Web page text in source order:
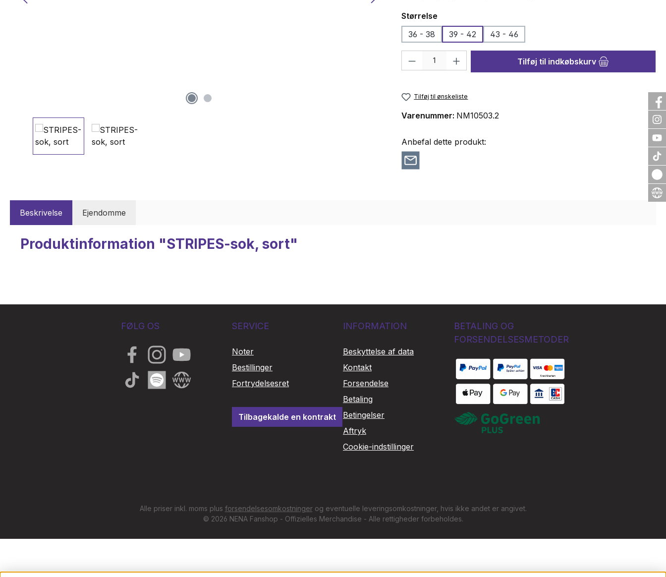
Vælg
Størrelse
36 - 38
39 - 42 43 - 46
Produktmængde: Indtast det ønskede beløb, eller brug knapperne til at øge
Tilføj til indkøbskurv
Tilføj til ønskeliste
Varenummer: NM10503.2
Anbefal dette produkt:
Beskrivelse Ejendomme
Produktinformation "STRIPES-sok, sort"
FØLG OS
FacebookInstagramYouTube
TikTok Spotify Website
SERVICE
Noter
Bestillinger
Fortrydelsesret
Tilbagekalde en kontrakt
INFORMATION
Beskyttelse af data
Kontakt
Forsendelse
Betaling
Betingelser
Aftryk
Cookie-indstillinger
BETALING OG
FORSENDELSESMETODER
Custom image 1
Alle priser inkl. moms plus forsendelsesomkostningerog eventuelle leveringsomkostninger, hvis ikke andet er angivet.
© 2026 NENA Fanshop - Offizielles Merchandise - Alle rettigheder forbeholdes.